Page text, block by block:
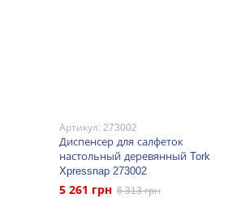
Артикул: 273002
Диспенсер для салфеток
настольный деревянный Tork
Xpressnap 273002
5 261 грн 6 313 грн